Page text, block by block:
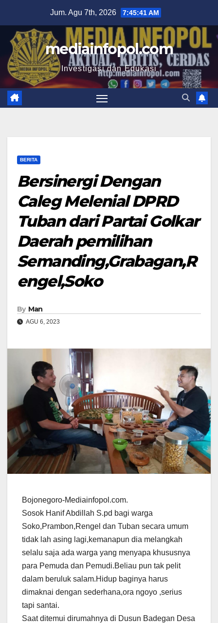
content
Jum. Agu 7th, 2026 7:45:42 AM
mediainfopol.com
Investigasi dan Edukasi
BERITA
Bersinergi Dengan
Caleg Melenial DPRD
Tuban dari Partai Golkar
Daerah pemilihan
Semanding,Grabagan,R
engel,Soko
By Man
AGU 6, 2023
Bojonegoro-Mediainfopol.com.
Sosok Hanif Abdillah S.pd bagi warga
Soko,Prambon,Rengel dan Tuban secara umum
tidak lah asing lagi,kemanapun dia melangkah
selalu saja ada warga yang menyapa khususnya
para Pemuda dan Pemudi.Beliau pun tak pelit
dalam beruluk salam.Hidup baginya harus
dimaknai dengan sederhana,ora ngoyo ,serius
tapi santai.
Saat ditemui dirumahnya di Dusun Badegan Desa